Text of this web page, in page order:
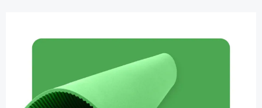
Bildgalerie